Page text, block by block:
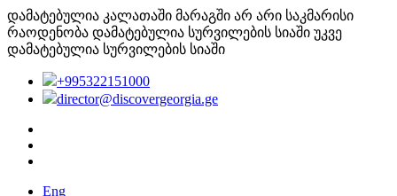
დამატებულია კალათაში მარაგში არ არი საკმარისი
რაოდენობა დამატებულია სურვილების სიაში უკვე
დამატებულია სურვილების სიაში
+995322151000
director@discovergeorgia.ge
Eng